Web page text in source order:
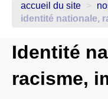
ACTUALITÉS
ÉCOLES
HISTOIRE(s)
accueil du site >
identité nationale,
Identité
racisme,